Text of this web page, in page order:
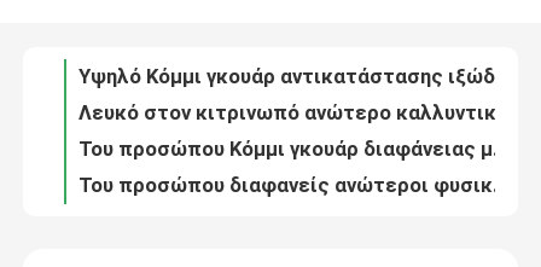
Επισκέψεις στο εργοστάσιο
Έλεγχος ποιότητας
Ανώτερη μέση Κόμμι γκουάρ πηκτωμάτων ντους πήζοντας πρακτόρων ιξώδους καλλυντική γόμμα για το δέρμα
Υψηλοί διαφάνειας προσωπικής φροντίδας γόμμας ντους φυσικοί πήζοντας πράκτορες ιξώδους πηκτωμάτων μέσοι
Κόμμι γκουάρ πηκτωμάτων ντους ανώτερη γόμμα στο μέσο αγάρ πήζοντας πρακτόρων διαφάνειας καλλυντικών